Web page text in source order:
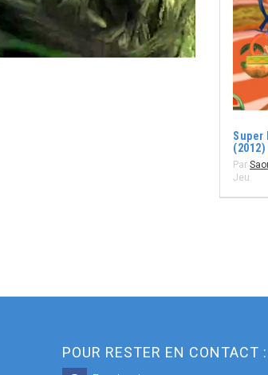
Super
(2012)
Par
Jeu
POUR RESTER EN CONTACT :